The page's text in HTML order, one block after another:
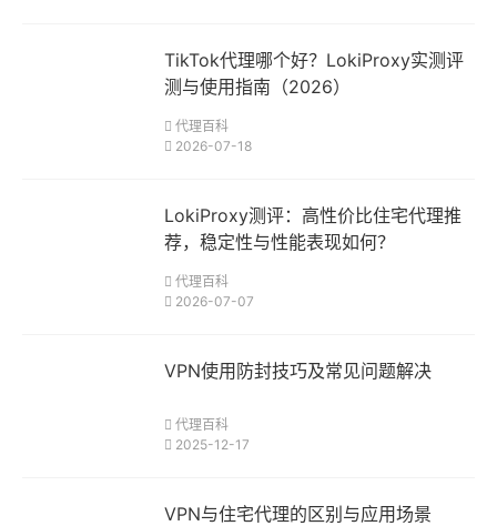
TikTok代理哪个好？LokiProxy实测评
测与使用指南（2026）
代理百科
2026-07-18
LokiProxy测评：高性价比住宅代理推
荐，稳定性与性能表现如何？
代理百科
2026-07-07
VPN使用防封技巧及常见问题解决
代理百科
2025-12-17
VPN与住宅代理的区别与应用场景